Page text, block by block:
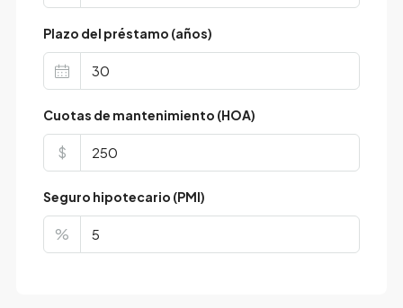
Plazo del préstamo (años)
Cuotas de mantenimiento (HOA)
$
Seguro hipotecario (PMI)
%